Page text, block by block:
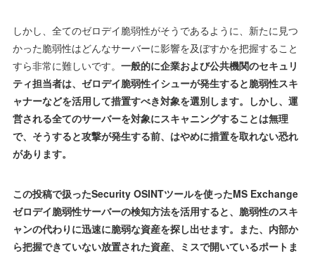
しかし、全てのゼロデイ脆弱性がそうであるように、新たに見つ
かった脆弱性はどんなサーバーに影響を及ぼすかを把握すること
すら非常に難しいです。一般的に企業および公共機関のセキュリ
ティ担当者は、ゼロデイ脆弱性イシューが発生すると脆弱性スキ
ャナーなどを活用して措置すべき対象を選別します。しかし、運
営される全てのサーバーを対象にスキャニングすることは無理
で、そうすると攻撃が発生する前、はやめに措置を取れない恐れ
があります。
この投稿で扱ったSecurity OSINTツールを使ったMS Exchange
ゼロデイ脆弱性サーバーの検知方法を活用すると、脆弱性のスキ
ャンの代わりに迅速に脆弱な資産を探し出せます。また、内部か
ら把握できていない放置された資産、ミスで開いているポートま